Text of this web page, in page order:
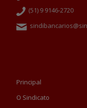
(51) 9 9146-2720
Principal
O Sindicato